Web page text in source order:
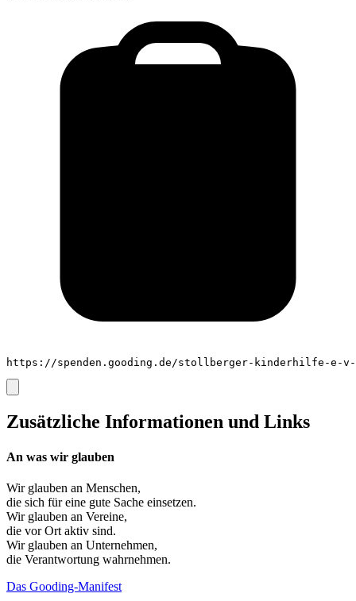
https://spenden.gooding.de/stollberger-kinderhilfe-e-v-
Zusätzliche Informationen und Links
An was wir glauben
Wir glauben an Menschen,
die sich für eine gute Sache einsetzen.
Wir glauben an Vereine,
die vor Ort aktiv sind.
Wir glauben an Unternehmen,
die Verantwortung wahrnehmen.
Das Gooding-Manifest